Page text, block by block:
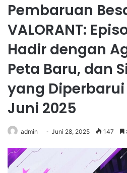
Pembaruan
VALORANT:
Hadir dengan
Peta Baru, dan
yang
Juni 2025
admin Juni 28, 2025 147